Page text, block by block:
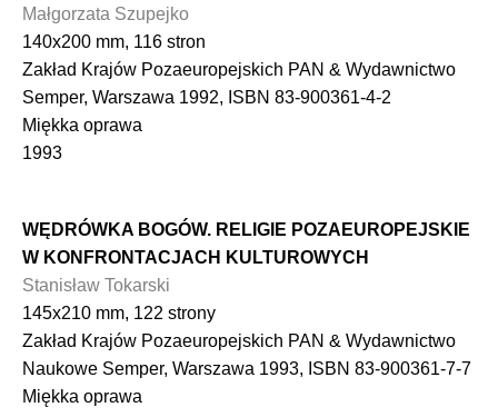
Małgorzata Szupejko
140x200 mm, 116 stron
Zakład Krajów Pozaeuropejskich PAN & Wydawnictwo
Semper, Warszawa 1992, ISBN 83-900361-4-2
Miękka oprawa
1993
WĘDRÓWKA BOGÓW. RELIGIE POZAEUROPEJSKIE
W KONFRONTACJACH KULTUROWYCH
Stanisław Tokarski
145x210 mm, 122 strony
Zakład Krajów Pozaeuropejskich PAN & Wydawnictwo
Naukowe Semper, Warszawa 1993, ISBN 83-900361-7-7
Miękka oprawa